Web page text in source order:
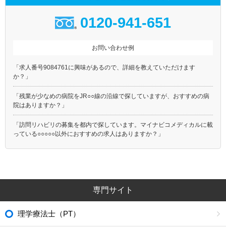
0120-941-651
お問い合わせ例
「求人番号9084761に興味があるので、詳細を教えていただけます
か？」
「残業が少なめの病院をJR○○線の沿線で探していますが、おすすめの病
院はありますか？」
「訪問リハビリの募集を都内で探しています。マイナビコメディカルに載
っている○○○○○以外におすすめの求人はありますか？」
専門サイト
理学療法士（PT）